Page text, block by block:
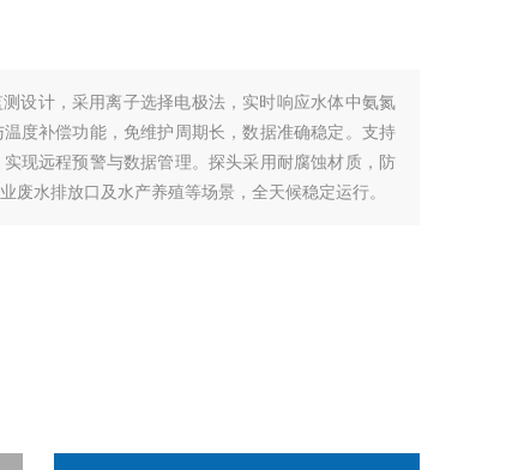
设计，采用离子选择电极法，实时响应水体中氨氮
度补偿功能，免维护周期长，数据准确稳定。支持
现远程预警与数据管理。探头采用耐腐蚀材质，防
废水排放口及水产养殖等场景，全天候稳定运行。